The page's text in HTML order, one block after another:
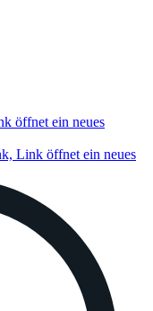
öffnet ein neues
Link öffnet ein neues